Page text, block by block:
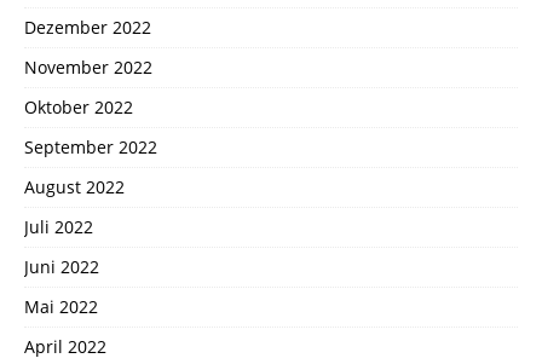
Dezember 2022
November 2022
Oktober 2022
September 2022
August 2022
Juli 2022
Juni 2022
Mai 2022
April 2022